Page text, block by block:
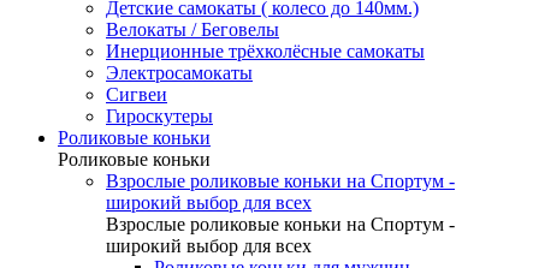
Детские самокаты ( колесо до 140мм.)
Велокаты / Беговелы
Инерционные трёхколёсные самокаты
Электросамокаты
Сигвеи
Гироскутеры
Роликовые коньки
Роликовые коньки
Взрослые роликовые коньки на Спортум -
широкий выбор для всех
Взрослые роликовые коньки на Спортум -
широкий выбор для всех